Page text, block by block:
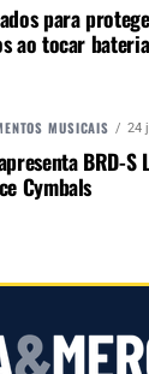
Redação M&M
e divulgar o
para o
de áudio
para
ao tocar
MUSICAIS 24
BRD-S
Cymbals